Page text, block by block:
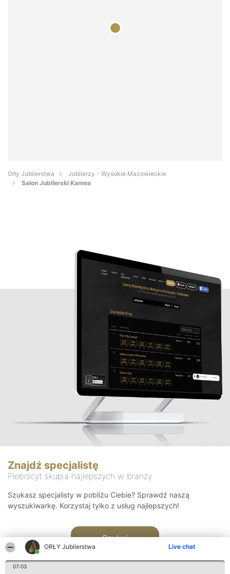
ORŁY Jubilerstwa Live chat
07:03
Orły Jubilerstwa
Jubilerzy - Wysokie Mazowieckie
Salon Jubilerski Kamea
Znajdź specjalistę
Plebiscyt skupia najlepszych w branży
Szukasz specjalisty w pobliżu Ciebie? Sprawdź naszą
wyszukiwarkę. Korzystaj tylko z usług najlepszych!
Szukaj